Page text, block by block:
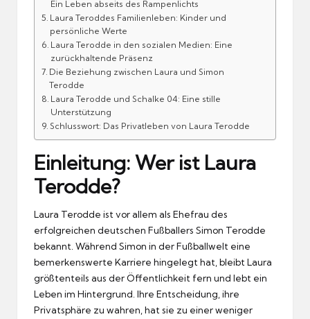
Ein Leben abseits des Rampenlichts
Laura Teroddes Familienleben: Kinder und
persönliche Werte
Laura Terodde in den sozialen Medien: Eine
zurückhaltende Präsenz
Die Beziehung zwischen Laura und Simon
Terodde
Laura Terodde und Schalke 04: Eine stille
Unterstützung
Schlusswort: Das Privatleben von Laura Terodde
Einleitung: Wer ist Laura
Terodde?
Laura Terodde ist vor allem als Ehefrau des
erfolgreichen deutschen Fußballers Simon Terodde
bekannt. Während Simon in der Fußballwelt eine
bemerkenswerte Karriere hingelegt hat, bleibt Laura
größtenteils aus der Öffentlichkeit fern und lebt ein
Leben im Hintergrund. Ihre Entscheidung, ihre
Privatsphäre zu wahren, hat sie zu einer weniger